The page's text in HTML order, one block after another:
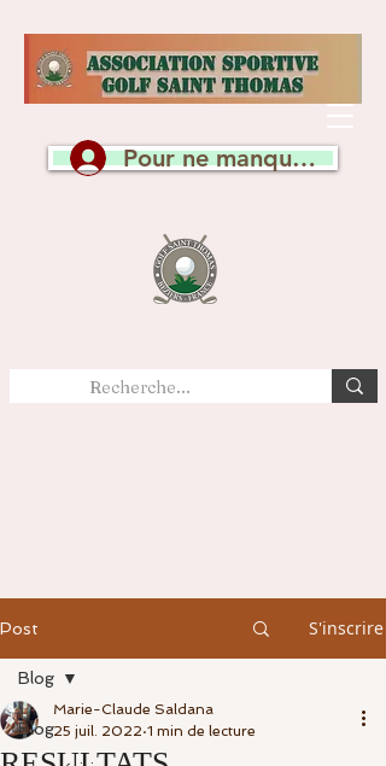
Pour ne manquer
Post S'inscrire
Blog
Blog
Marie-Claude Saldana
25 juil. 2022 1 min de lecture